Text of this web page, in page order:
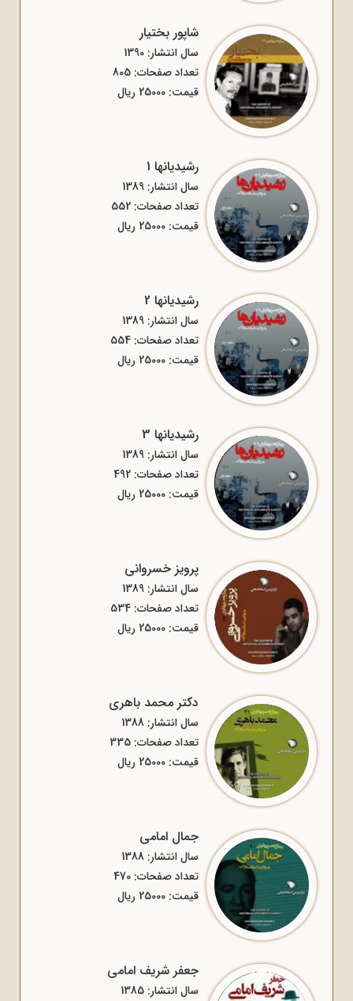
شاپور بختیار
سال انتشار: 1390
تعداد صفحات: 805
قیمت: 25000 ریال
رشیدیانها 1
سال انتشار: 1389
تعداد صفحات: 552
قیمت: 25000 ریال
رشیدیانها 2
سال انتشار: 1389
تعداد صفحات: 554
قیمت: 25000 ریال
رشیدیانها 3
سال انتشار: 1389
تعداد صفحات: 492
قیمت: 25000 ریال
پرویز خسروانی
سال انتشار: 1389
تعداد صفحات: 534
قیمت: 25000 ریال
دکتر محمد باهری
سال انتشار: 1388
تعداد صفحات: 335
قیمت: 25000 ریال
جمال امامی
سال انتشار: 1388
تعداد صفحات: 470
قیمت: 25000 ریال
جعفر شریف امامی
سال انتشار: 1385